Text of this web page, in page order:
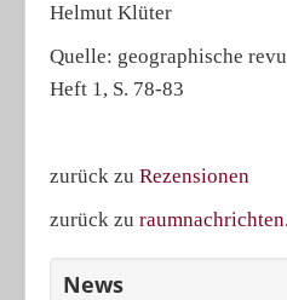
Helmut Klüter
Quelle: geographische
Heft 1, S. 78-83
zurück zu Rezensionen
zurück zu
News